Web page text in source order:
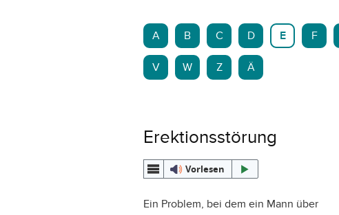
A B C D E F
V W Z Ä
Erektionsstörung
Vorlesen
Ein Problem, bei dem ein Mann über